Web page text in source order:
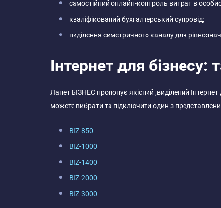
самостійний онлайн-контроль витрат в
кваліфікований бухгалтерський супровід;
виділення симетричного каналу для
Інтернет для бізнесу:
Ланет БІЗНЕС пропонує якісний ,виділений
можете вибрати та підключити один з
BIZ-850
BIZ-1000
BIZ-1400
BIZ-2000
BIZ-3000